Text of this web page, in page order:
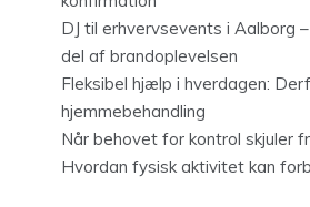
DJ til erhvervsevents i Aalborg
del af brandoplevelsen
Fleksibel hjælp i hverdagen:
hjemmebehandling
Når behovet for kontrol skjuler
Hvordan fysisk aktivitet kan